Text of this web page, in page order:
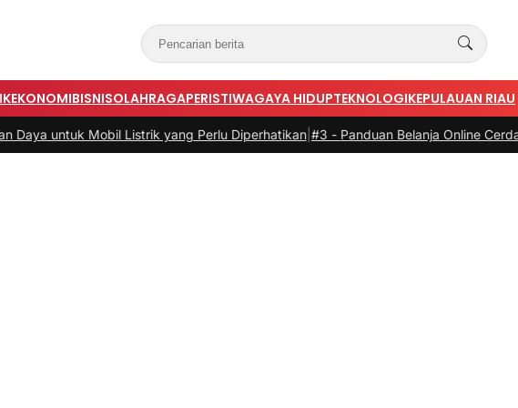
EKONOMIBISNISOLAHRAGAPERISTIWAGAYA HIDUPTEKNOLOGIKEPULAUAN RIAU
Listrik yang Perlu Diperhatikan|#3 -Panduan Belanja Online Cerdas: Pilih Produk